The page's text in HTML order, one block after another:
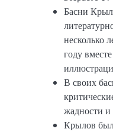
Басни
несколько
году
В своих
жадности и
Крылов